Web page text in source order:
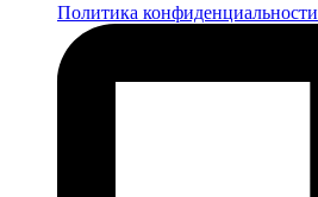
Политика конфиденциальности